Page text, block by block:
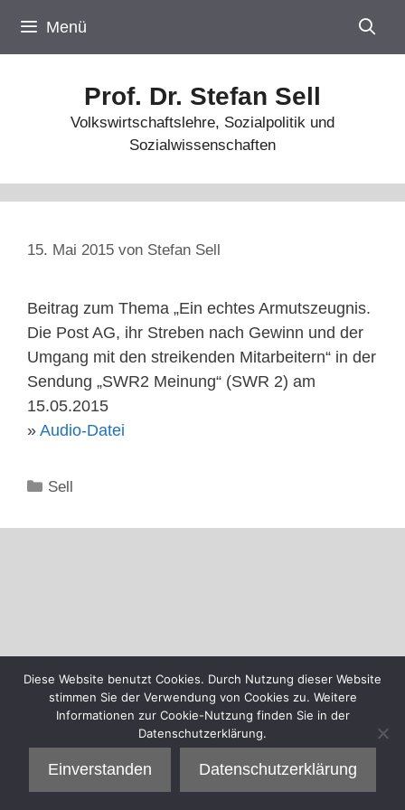
Inhalt
springen
Menü
Prof. Dr. Stefan Sell
Volkswirtschaftslehre, Sozialpolitik und
Sozialwissenschaften
15. Mai 2015 von Stefan Sell
Beitrag zum Thema „Ein echtes Armutszeugnis.
Die Post AG, ihr Streben nach Gewinn und der
Umgang mit den streikenden Mitarbeitern“ in der
Sendung „SWR2 Meinung“ (SWR 2) am
15.05.2015
» Audio-Datei
Kategorien
Sell
Diese Website benutzt Cookies. Durch Nutzung dieser Website
stimmen Sie der Verwendung von Cookies zu. Weitere
Informationen zur Cookie-Nutzung finden Sie in der
Datenschutzerklärung.
Einverstanden Datenschutzerklärung